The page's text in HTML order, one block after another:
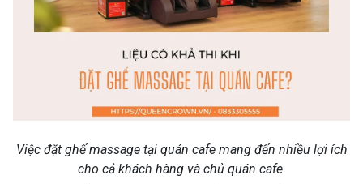
Việc đặt ghế massage tại quán cafe mang đến nhiều lợi ích
cho cả khách hàng và chủ quán cafe